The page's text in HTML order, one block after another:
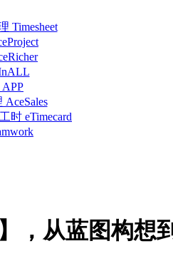
Timesheet
时 eTimecard
，从蓝图构想